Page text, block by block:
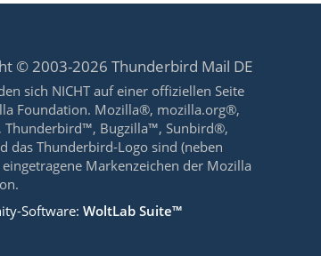
© 2003-2026 Thunderbird Mail DE
sich NICHT auf einer offiziellen Seite
Foundation. Mozilla®, mozilla.org®,
Thunderbird™, Bugzilla™, Sunbird®,
das Thunderbird-Logo sind (neben
Markenzeichen der Mozilla
Software:WoltLab Suite™